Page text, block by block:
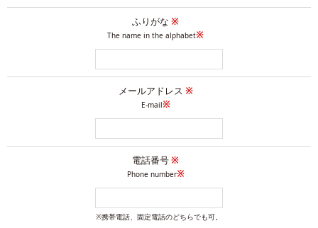
ふりがな ※
The name in the alphabet※
メールアドレス ※
E-mail※
電話番号※
Phone number※
※携帯電話、固定電話のどちらでも可。